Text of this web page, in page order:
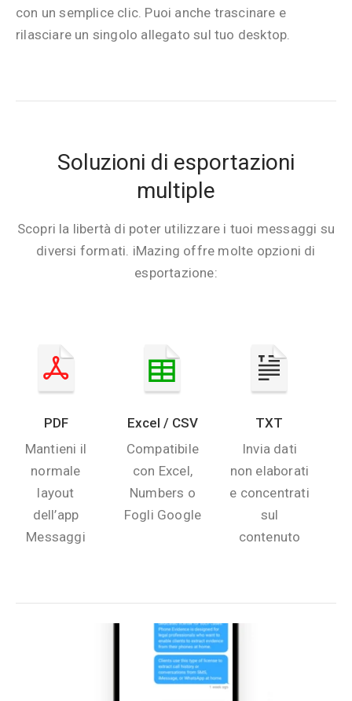
con un semplice clic. Puoi anche trascinare e
rilasciare un singolo allegato sul tuo desktop.
Soluzioni di esportazioni
multiple
Scopri la libertà di poter utilizzare i tuoi messaggi su
diversi formati. iMazing offre molte opzioni di
esportazione:
PDF
Mantieni il
normale
layout
dell’app
Messaggi
Excel / CSV
Compatibile
con Excel,
Numbers o
Fogli Google
TXT
Invia dati
non elaborati
e concentrati
sul
contenuto